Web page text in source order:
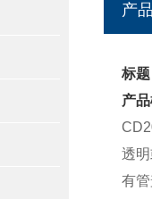
产
标
产
透
有